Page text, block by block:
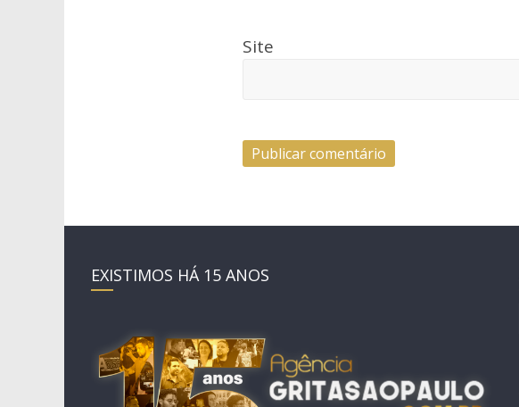
Site
EXISTIMOS HÁ 15 ANOS